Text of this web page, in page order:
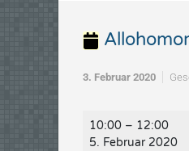
3. Februar 2020
Allohomora,
Spielevormittag
10:00 – 12:00
5. Februar 2020